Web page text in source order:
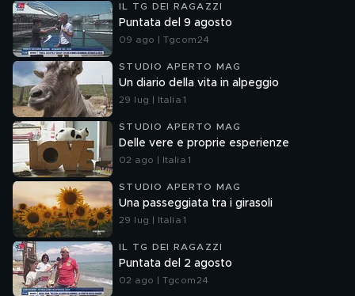
IL TG DEI RAGAZZI
Puntata del 9 agosto
09 ago | Tgcom24
STUDIO APERTO MAG
Un diario della vita in alpeggio
29 lug | Italia 1
STUDIO APERTO MAG
Delle vere e proprie esperienze
02 ago | Italia 1
STUDIO APERTO MAG
Una passeggiata tra i girasoli
29 lug | Italia 1
IL TG DEI RAGAZZI
Puntata del 2 agosto
02 ago | Tgcom24